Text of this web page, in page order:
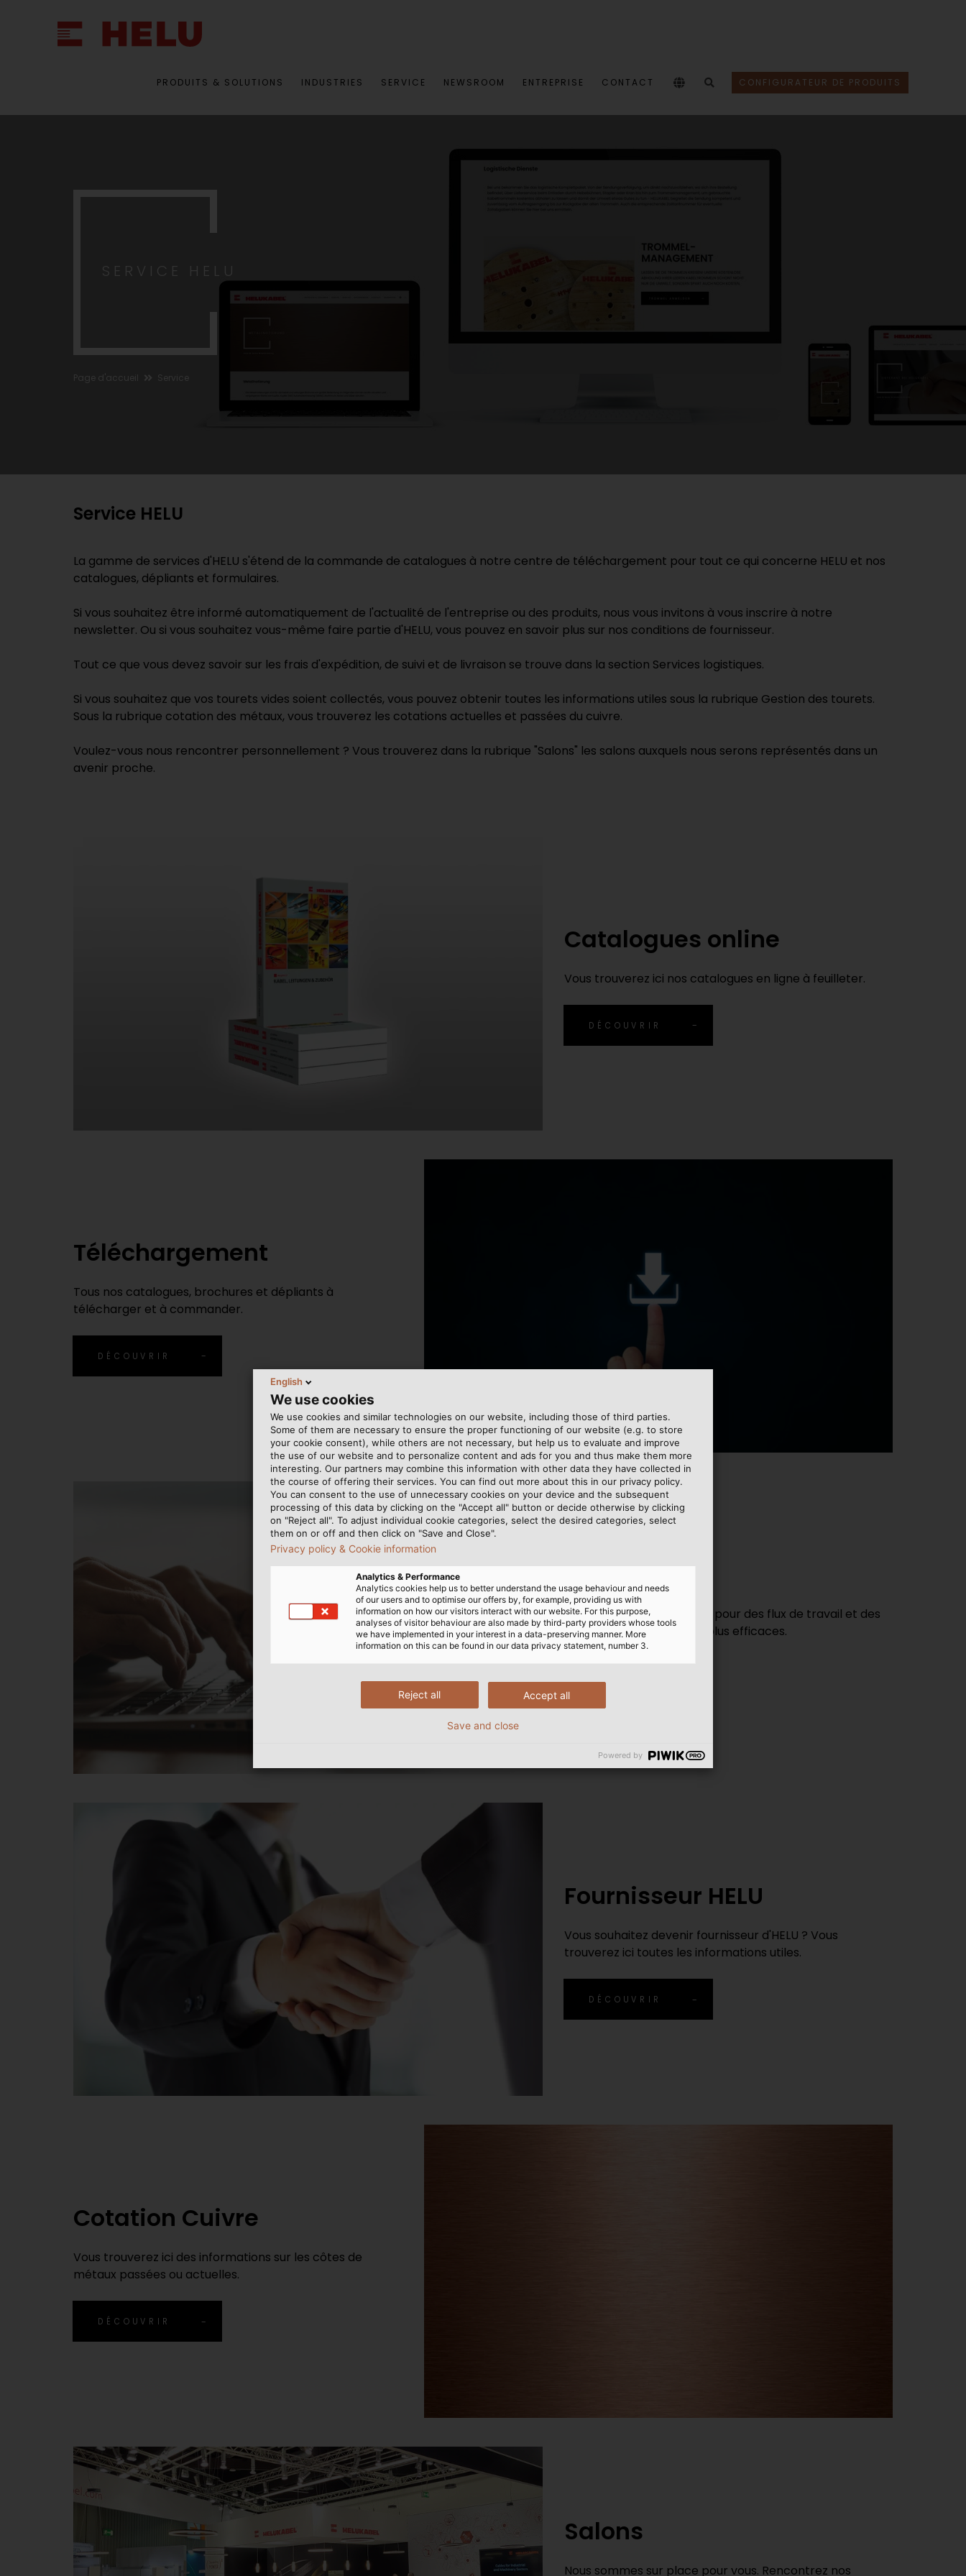
PRODUITS & SOLUTIONS INDUSTRIES SERVICE NEWSROOM ENTREPRISE CONTACT CONFIGURATEUR DE PRODUITS
SERVICE HELU
Page d'accueil Service
Service HELU
La gamme de services d'HELU s'étend de la commande de catalogues à notre centre de téléchargement pour tout ce qui concerne HELU et nos
catalogues, dépliants et formulaires.
Si vous souhaitez être informé automatiquement de l'actualité de l'entreprise ou des produits, nous vous invitons à vous inscrire à notre
newsletter. Ou si vous souhaitez vous-même faire partie d'HELU, vous pouvez en savoir plus sur nos conditions de fournisseur.
Tout ce que vous devez savoir sur les frais d'expédition, de suivi et de livraison se trouve dans la section Services logistiques.
Si vous souhaitez que vos tourets vides soient collectés, vous pouvez obtenir toutes les informations utiles sous la rubrique Gestion des tourets.
Sous la rubrique cotation des métaux, vous trouverez les cotations actuelles et passées du cuivre.
Voulez-vous nous rencontrer personnellement ? Vous trouverez dans la rubrique "Salons" les salons auxquels nous serons représentés dans un
avenir proche.
Catalogues online
Vous trouverez ici nos catalogues en ligne à feuilleter.
DÉCOUVRIR
Téléchargement
Tous nos catalogues, brochures et dépliants à
télécharger et à commander.
DÉCOUVRIR
Nos solutions d'e-business pour des flux de travail et des
processus commerciaux plus efficaces.
Fournisseur HELU
Vous souhaitez devenir fournisseur d'HELU ? Vous
trouverez ici toutes les informations utiles.
DÉCOUVRIR
Cotation Cuivre
Vous trouverez ici des informations sur les côtes de
métaux passées ou actuelles.
DÉCOUVRIR
Salons
Nous sommes sur place pour vous. Rencontrez nos
English
We use cookies
We use cookies and similar technologies on our website, including those of third parties.
Some of them are necessary to ensure the proper functioning of our website (e.g. to store
your cookie consent), while others are not necessary, but help us to evaluate and improve
the use of our website and to personalize content and ads for you and thus make them more
interesting. Our partners may combine this information with other data they have collected in
the course of offering their services. You can find out more about this in our privacy policy.
You can consent to the use of unnecessary cookies on your device and the subsequent
processing of this data by clicking on the "Accept all" button or decide otherwise by clicking
on "Reject all". To adjust individual cookie categories, select the desired categories, select
them on or off and then click on "Save and Close".
Privacy policy & Cookie information
Analytics & Performance
Analytics cookies help us to better understand the usage behaviour and needs
of our users and to optimise our offers by, for example, providing us with
information on how our visitors interact with our website. For this purpose,
analyses of visitor behaviour are also made by third-party providers whose tools
we have implemented in your interest in a data-preserving manner. More
information on this can be found in our data privacy statement, number 3.
Accept all
Reject all
Save and close
Powered by